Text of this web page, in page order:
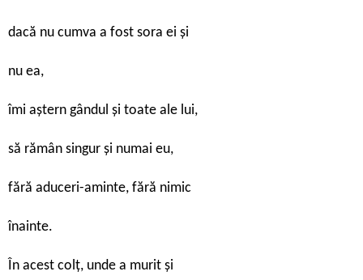
dacă nu cumva a fost sora ei şi
nu ea,
îmi aştern gândul şi toate ale lui,
să rămân singur şi numai eu,
fără aduceri-aminte, fără nimic
înainte.
În acest colţ, unde a murit şi